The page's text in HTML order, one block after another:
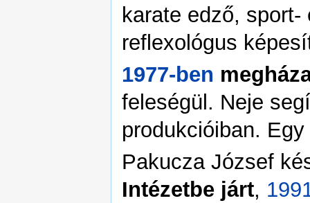
karate edző,
reflexológus
1977-ben
feleségül. Neje
produkcióiban.
Pakucza József
Intézetbe járt,